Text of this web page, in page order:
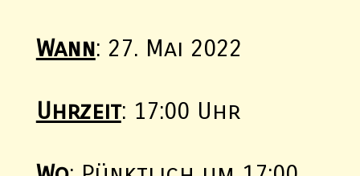
Wann: 27. Mai 2022
Uhrzeit: 17:00 Uhr